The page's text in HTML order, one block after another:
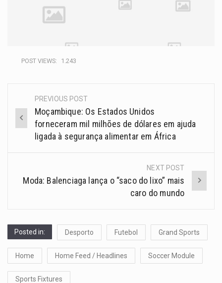
POST VIEWS: 1.243
PREVIOUS POST
Moçambique: Os Estados Unidos
forneceram mil milhões de dólares em ajuda
ligada à segurança alimentar em África
NEXT POST
Moda: Balenciaga lança o “saco do lixo” mais
caro do mundo
Posted in: Desporto Futebol Grand Sports
Home Home Feed / Headlines Soccer Module
Sports Fixtures